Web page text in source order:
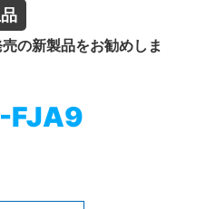
の新製品をお勧めしま
FJA9